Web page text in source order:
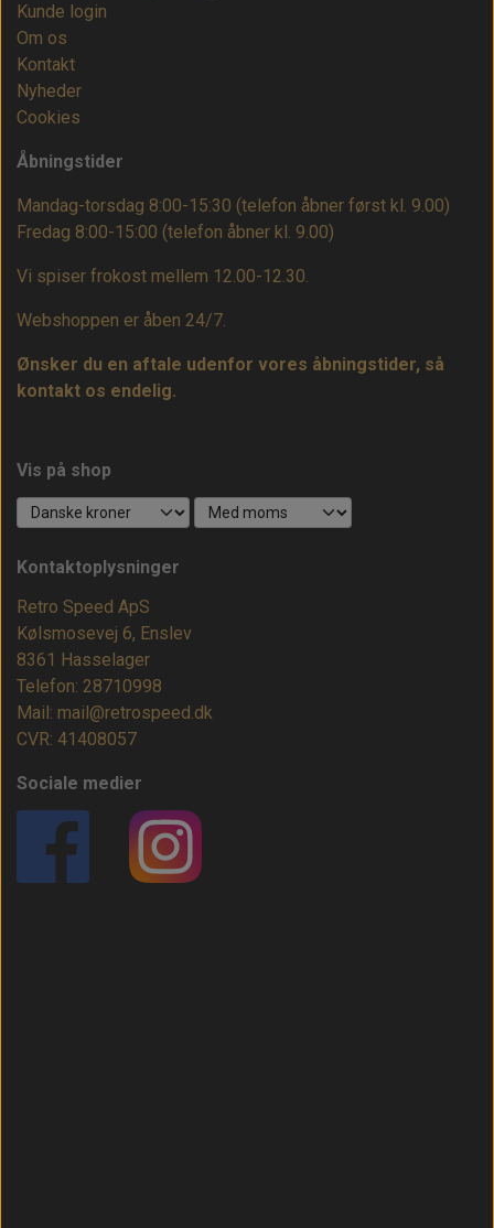
Kunde login
Om os
Kontakt
Nyheder
Cookies
Åbningstider
Mandag-torsdag 8:00-15:30 (telefon åbner først kl. 9.00)
Fredag 8:00-15:00 (telefon åbner kl. 9.00)
Vi spiser frokost mellem 12.00-12.30.
Webshoppen er åben 24/7.
Ønsker du en aftale udenfor vores åbningstider, så
kontakt os endelig.
Vis på shop
Kontaktoplysninger
Retro Speed ApS
Kølsmosevej 6, Enslev
8361 Hasselager
Telefon: 28710998
Mail: mail@retrospeed.dk
CVR: 41408057
Sociale medier